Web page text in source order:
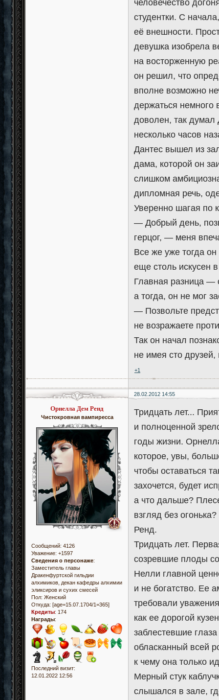
человечество
студентки. С
её внешности.
девушка изобрела
на восторженную
он решил, что
вполне возможно
держаться немного
доволен, так думал
несколько часов
Дантес вышел из
дама, которой он
слишком
дипломная речь,
Уверенно шагая по
— Добрый день,
герцог, — меня
Все же уже тогда
еще столь искусен
Главная разница —
а тогда, он не мог
— Позвольте
не возражаете
Так он начал
не имея сто
+1
28.02.2012 14:55
Орнелла Дем Ренд
Чистокровная вампиресса
Сообщений: 4126
Уважение: +1597
Сведения о персонаже:
Заместитель главы
Дракенфуртской гильдии
алхимиков, декан кафедры алхимии
эликсиров и сухих смесей
Пол: Женский
Откуда: [age=15.07.1704/1=365]
Кредиты: 174
Награды:
Последний визит:
12.01.2022 12:56
Тридцать лет...
и полноценной
годы жизни.
которое, увы,
чтобы оставаться
захочется, будет
а что дальше?
взгляд без
Ренд.
Тридцать лет.
созревшие плоды
Нелли главной
и не богатство. Ее
требовали
как ее дорогой
заблестевшие
обласканный всей
к чему она только
Мерный стук
слышался в зале,